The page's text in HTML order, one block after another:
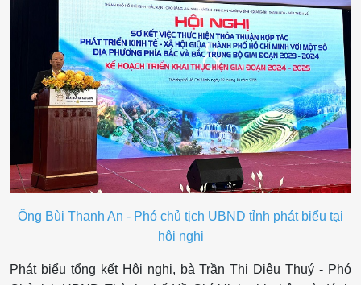
Ông Bùi Thanh An - Phó chủ tịch UBND tỉnh phát biểu tại
hội nghị
Phát biểu tổng kết Hội nghị, bà Trần Thị Diệu Thuý - Phó